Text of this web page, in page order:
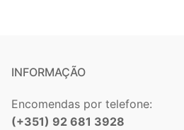
INFORMAÇÃO
Encomendas por telefone:
(+351) 92 681 3928